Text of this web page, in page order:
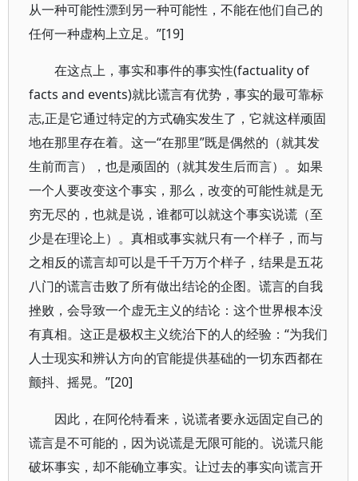
从一种可能性漂到另一种可能性，不能在他们自己的
任何一种虚构上立足。”[19]
在这点上，事实和事件的事实性(factuality of
facts and events)就比谎言有优势，事实的最可靠标
志,正是它通过特定的方式确实发生了，它就这样顽固
地在那里存在着。这一“在那里”既是偶然的（就其发
生前而言），也是顽固的（就其发生后而言）。如果
一个人要改变这个事实，那么，改变的可能性就是无
穷无尽的，也就是说，谁都可以就这个事实说谎（至
少是在理论上）。真相或事实就只有一个样子，而与
之相反的谎言却可以是千千万万个样子，结果是五花
八门的谎言击败了所有做出结论的企图。谎言的自我
挫败，会导致一个虚无主义的结论：这个世界根本没
有真相。这正是极权主义统治下的人的经验：“为我们
人士现实和辨认方向的官能提供基础的一切东西都在
颤抖、摇晃。”[20]
因此，在阿伦特看来，说谎者要永远固定自己的
谎言是不可能的，因为说谎是无限可能的。说谎只能
破坏事实，却不能确立事实。让过去的事实向谎言开